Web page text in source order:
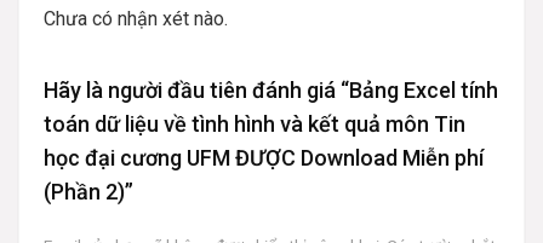
Chưa có nhận xét nào.
Hãy là người đầu tiên đánh giá “Bảng Excel tính
toán dữ liệu về tình hình và kết quả môn Tin
học đại cương UFM ĐƯỢC Download Miễn phí
(Phần 2)”